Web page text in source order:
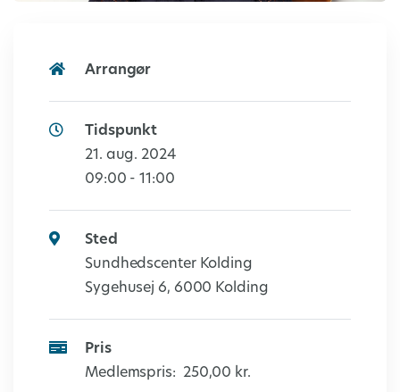
Arrangør
Tidspunkt
21. aug. 2024
09:00 - 11:00
Sted
Sundhedscenter Kolding
Sygehusej 6, 6000 Kolding
Pris
Medlemspris:
250,00 kr.